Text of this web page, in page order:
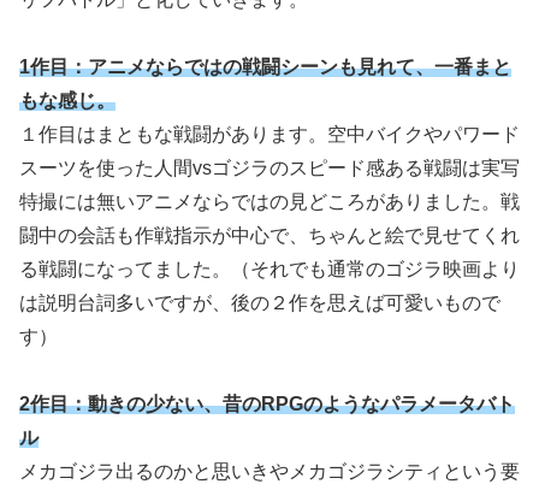
1作目：アニメならではの戦闘シーンも見れて、一番まと
もな感じ。
１作目はまともな戦闘があります。空中バイクやパワード
スーツを使った人間vsゴジラのスピード感ある戦闘は実写
特撮には無いアニメならではの見どころがありました。戦
闘中の会話も作戦指示が中心で、ちゃんと絵で見せてくれ
る戦闘になってました。（それでも通常のゴジラ映画より
は説明台詞多いですが、後の２作を思えば可愛いもので
す）
2作目：動きの少ない、昔のRPGのようなパラメータバト
ル
メカゴジラ出るのかと思いきやメカゴジラシティという要